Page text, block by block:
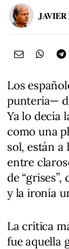
JAVIER
Los
puntería—
Ya lo decía
como una
sol, están a
entre
de
y la ironía
La crítica
fue aquella